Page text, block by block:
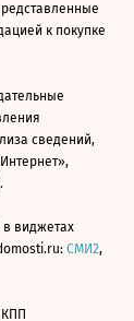
к покупке
сведений,
виджетах
СМИ2,